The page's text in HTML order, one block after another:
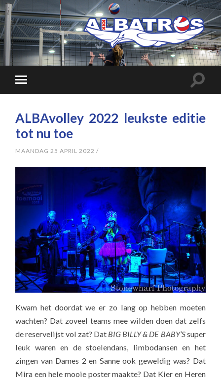
ALBAvolley 2022 leukste editie
tot nu toe
MAANDAG 25 APRIL 2022 /
Kwam het doordat we er zo lang op hebben moeten
wachten? Dat zoveel teams mee wilden doen dat zelfs
de reservelijst vol zat? Dat BIG BILLY & DE BABY’Ssuper
leuk waren en de stoelendans, limbodansen en het
zingen van Dames 2 en Sanne ook geweldig was? Dat
Mira een hele mooie poster maakte? Dat Kier en Heren